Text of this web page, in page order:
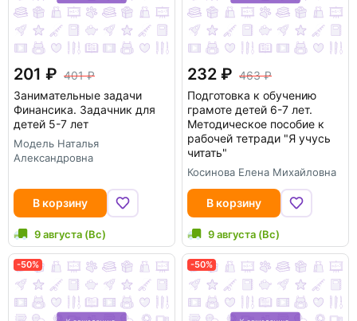
201
401
Занимательные задачи
Финансика. Задачник для
детей 5-7 лет
Модель Наталья
Александровна
В корзину
9 августа (Вс)
232
463
Подготовка к обучению
грамоте детей 6-7 лет.
Методическое пособие к
рабочей тетради "Я учусь
читать"
Косинова Елена Михайловна
В корзину
9 августа (Вс)
-50% -50%